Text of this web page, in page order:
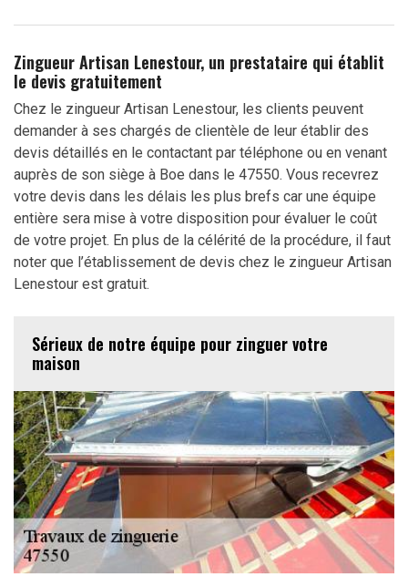
Zingueur Artisan Lenestour, un prestataire qui établit
le devis gratuitement
Chez le zingueur Artisan Lenestour, les clients peuvent
demander à ses chargés de clientèle de leur établir des
devis détaillés en le contactant par téléphone ou en venant
auprès de son siège à Boe dans le 47550. Vous recevrez
votre devis dans les délais les plus brefs car une équipe
entière sera mise à votre disposition pour évaluer le coût
de votre projet. En plus de la célérité de la procédure, il faut
noter que l’établissement de devis chez le zingueur Artisan
Lenestour est gratuit.
Sérieux de notre équipe pour zinguer votre
maison